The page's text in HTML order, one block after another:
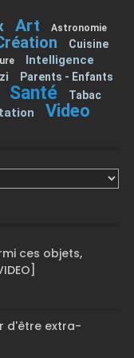
Art Astronomie
Cuisine
Intelligence
Parents - Enfants
Santé Tabac
Video
ces objets,
d'être extra-